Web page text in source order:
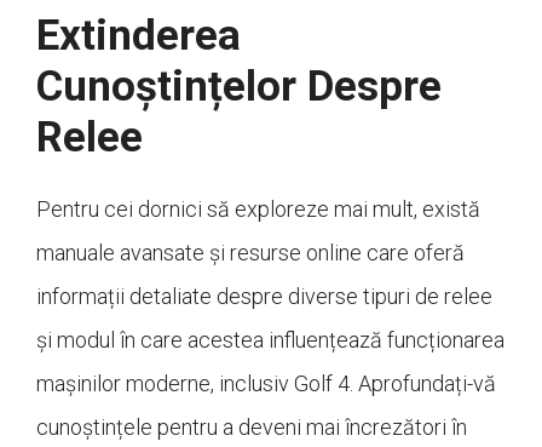
Extinderea
Cunoștințelor Despre
Relee
Pentru cei dornici să exploreze mai mult, există
manuale avansate și resurse online care oferă
informații detaliate despre diverse tipuri de relee
și modul în care acestea influențează funcționarea
mașinilor moderne, inclusiv Golf 4. Aprofundați-vă
cunoștințele pentru a deveni mai încrezători în